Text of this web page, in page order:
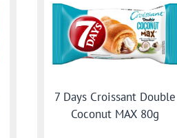
7 Days Croissant Double
Coconut MAX 80g